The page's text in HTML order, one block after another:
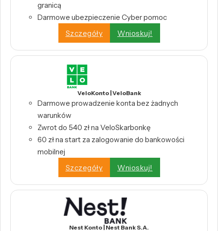
granicą
Darmowe ubezpieczenie Cyber pomoc
Szczegóły
Wnioskuj!
VeloKonto | VeloBank
Darmowe prowadzenie konta bez żadnych
warunków
Zwrot do 540 zł na VeloSkarbonkę
60 zł na start za zalogowanie do bankowości
mobilnej
Szczegóły
Wnioskuj!
Nest Konto | Nest Bank S.A.